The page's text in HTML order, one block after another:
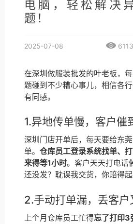
电脑，轻松解决
题！
2025-07-08 6113
在深圳做服装批发的叶老板，
题碰到不少糟心事儿，相信各
有同感。
1.异地传单慢，客户催
深圳门店开单后，每天要给东
单。 仓库员工登录系统找单、
来得等1小时。客户天天打电话
还没发？耽误我交货，你赔得
2.手动打单漏，丢客户
上个月仓库员工忙得忘了打印3